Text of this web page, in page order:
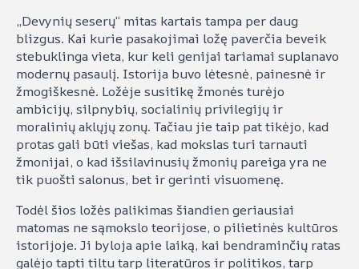
„Devynių seserų“ mitas kartais tampa per daug
blizgus. Kai kurie pasakojimai ložę paverčia beveik
stebuklinga vieta, kur keli genijai tariamai suplanavo
modernų pasaulį. Istorija buvo lėtesnė, painesnė ir
žmogiškesnė. Ložėje susitikę žmonės turėjo
ambicijų, silpnybių, socialinių privilegijų ir
moralinių aklųjų zonų. Tačiau jie taip pat tikėjo, kad
protas gali būti viešas, kad mokslas turi tarnauti
žmonijai, o kad išsilavinusių žmonių pareiga yra ne
tik puošti salonus, bet ir gerinti visuomenę.
Todėl šios ložės palikimas šiandien geriausiai
matomas ne sąmokslo teorijose, o pilietinės kultūros
istorijoje. Ji byloja apie laiką, kai bendraminčių ratas
galėjo tapti tiltu tarp literatūros ir politikos, tarp